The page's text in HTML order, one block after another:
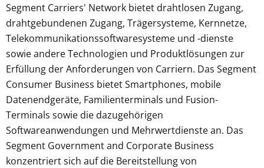
Segment Carriers' Network bietet drahtlosen Zugang,
drahtgebundenen Zugang, Trägersysteme, Kernnetze,
Telekommunikationssoftwaresysteme und -dienste
sowie andere Technologien und Produktlösungen zur
Erfüllung der Anforderungen von Carriern. Das Segment
Consumer Business bietet Smartphones, mobile
Datenendgeräte, Familienterminals und Fusion-
Terminals sowie die dazugehörigen
Softwareanwendungen und Mehrwertdienste an. Das
Segment Government and Corporate Business
konzentriert sich auf die Bereitstellung von